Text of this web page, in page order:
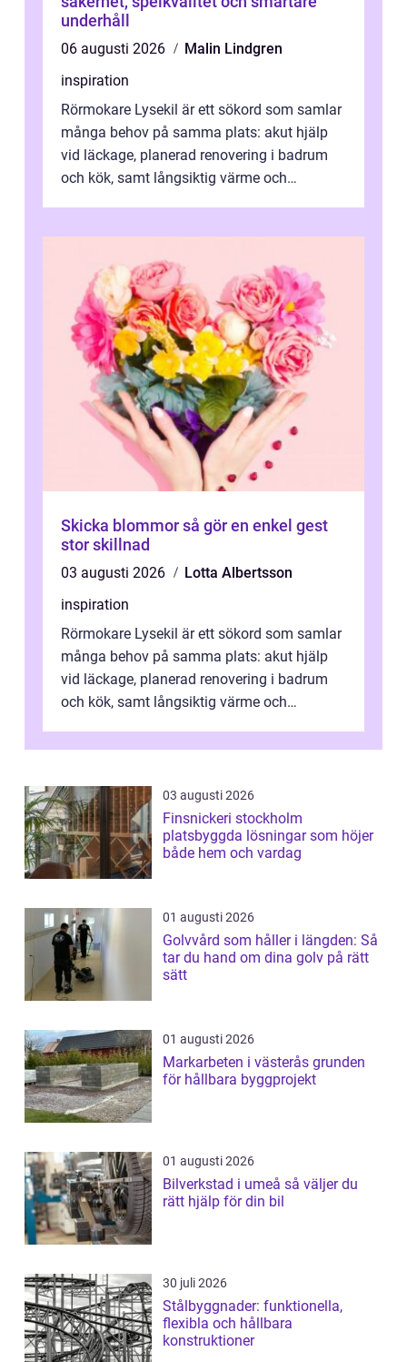
underhåll
06 augusti 2026
Malin Lindgren
inspiration
Rörmokare Lysekil är ett sökord som samlar
många behov på samma plats: akut hjälp
vid läckage, planerad renovering i badrum
och kök, samt långsiktig värme och
Skicka blommor så gör en enkel gest
stor skillnad
03 augusti 2026
Lotta Albertsson
inspiration
Rörmokare Lysekil är ett sökord som samlar
många behov på samma plats: akut hjälp
vid läckage, planerad renovering i badrum
och kök, samt långsiktig värme och
03 augusti 2026
Finsnickeri stockholm
platsbyggda lösningar som höjer
både hem och vardag
01 augusti 2026
Golvvård som håller i längden: Så
tar du hand om dina golv på rätt
sätt
01 augusti 2026
Markarbeten i västerås grunden
för hållbara byggprojekt
01 augusti 2026
Bilverkstad i umeå så väljer du
rätt hjälp för din bil
30 juli 2026
Stålbyggnader: funktionella,
flexibla och hållbara
konstruktioner